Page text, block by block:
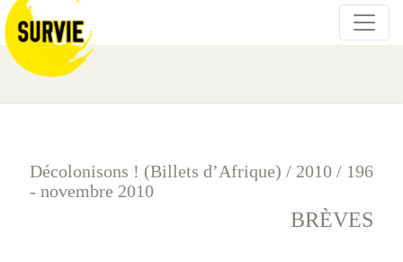
Décolonisons ! (Billets d’Afrique) / 2010 / 196
- novembre 2010
BRÈVES